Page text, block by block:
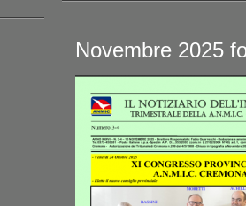
Novembre 2025